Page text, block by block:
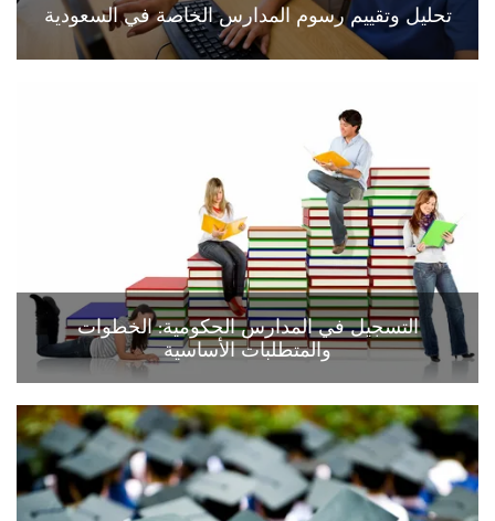
تحليل وتقييم رسوم المدارس الخاصة في السعودية
التسجيل في المدارس الحكومية: الخطوات
والمتطلبات الأساسية